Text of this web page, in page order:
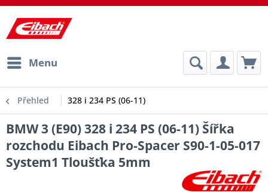
Menu
Přehled 328 i 234 PS (06-11)
BMW 3 (E90) 328 i 234 PS (06-11) Šířka
rozchodu Eibach Pro-Spacer S90-1-05-017
System1 Tloušťka 5mm